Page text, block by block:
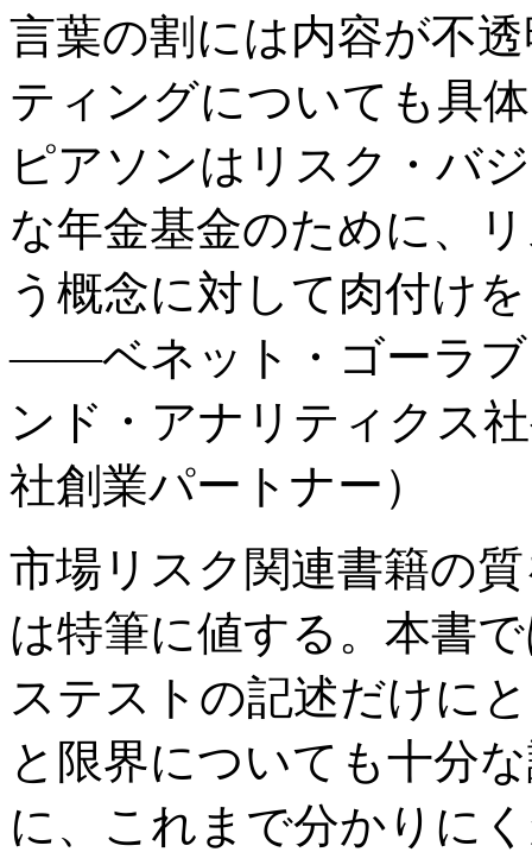
言葉の割には内容が不
ティングについても具
ピアソンはリスク・バ
な年金基金のために、
う概念に対して肉付け
――ベネット・ゴーラブ
ンド・アナリティクス
社創業パートナー）
市場リスク関連書籍の
は特筆に値する。本書
ステストの記述だけに
と限界についても十分
に、これまで分かりに